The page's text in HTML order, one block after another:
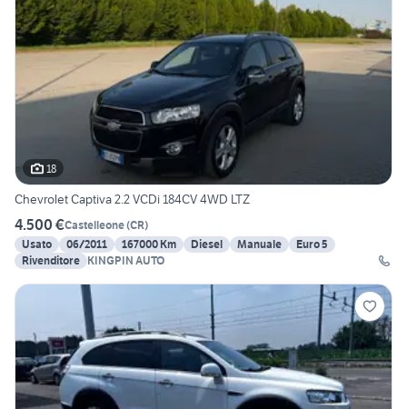
18
Chevrolet Captiva 2.2 VCDi 184CV 4WD LTZ
4.500 €Castelleone(CR)
Usato
06/2011 167000 Km Diesel Manuale
Euro 5
Rivenditore KINGPIN AUTO